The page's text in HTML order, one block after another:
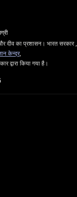
दीव का प्रशासन। भारत सरकार ,
केन्द्र,
द्वारा किया गया है।